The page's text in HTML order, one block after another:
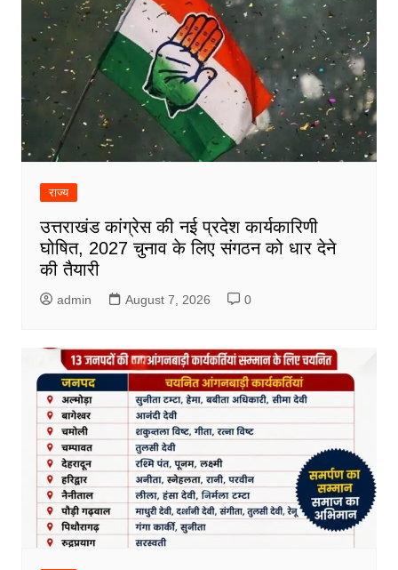
राज्य
उत्तराखंड कांग्रेस की नई प्रदेश कार्यकारिणी
घोषित, 2027 चुनाव के लिए संगठन को धार देने
की तैयारी
admin August 7, 2026 0